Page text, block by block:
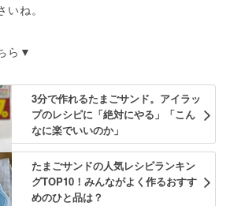
ね。
ら▼
3分で作れるたまごサンド。アイラッ
プのレシピに「絶対にやる」「こん
なに楽でいいのか」
たまごサンドの人気レシピランキン
グTOP10！みんながよく作るおすす
めのひと品は？